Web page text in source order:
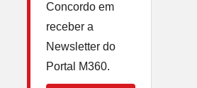
Concordo em
receber a
Newsletter do
Portal M360.